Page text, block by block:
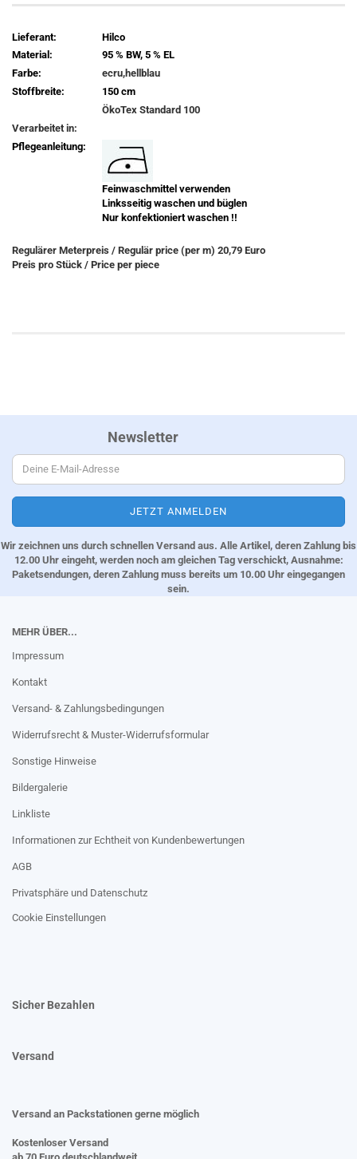
Lieferant:
Hilco
Material:
95 % BW, 5 % EL
Farbe:
ecru,hellblau
Stoffbreite:
150 cm
ÖkoTex Standard 100
Verarbeitet in:
Pflegeanleitung:
Feinwaschmittel verwenden
Linksseitig waschen und büglen
Nur konfektioniert waschen !!
Regulärer Meterpreis / Regulär price (per m) 20,79 Euro
Preis pro Stück / Price per piece
Newsletter
Wir zeichnen uns durch schnellen Versand aus. Alle Artikel, deren Zahlung bis
12.00 Uhr eingeht, werden noch am gleichen Tag verschickt, Ausnahme:
Paketsendungen, deren Zahlung muss bereits um 10.00 Uhr eingegangen
sein.
MEHR ÜBER...
Impressum
Kontakt
Versand- & Zahlungsbedingungen
Widerrufsrecht & Muster-Widerrufsformular
Sonstige Hinweise
Bildergalerie
Linkliste
Informationen zur Echtheit von Kundenbewertungen
AGB
Privatsphäre und Datenschutz
Cookie Einstellungen
Sicher Bezahlen
Versand
Versand an Packstationen gerne möglich
Kostenloser Versand